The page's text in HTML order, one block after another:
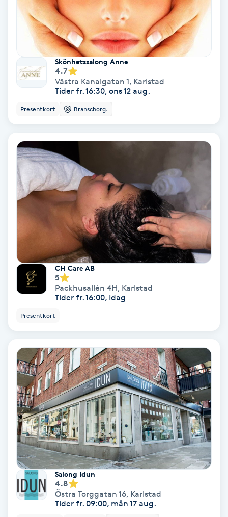
Hot Stone Massage
Hot yoga
Hudföryngring
Huduppstramning
Hudvård
Hyaluronsyra
Hyperhidros
Hypnos
Hårborttagning
Hårbottenbehandling
Hårförlängning
Hälsa
Hälsprickor
Idrottsmassage
IPL hårborttagning
Skönhetssalong Anne
4.7
Västra Kanalgatan 1, Karlstad
Tider fr. 16:30, ons 12 aug.
Presentkort Branschorg.
CH Care AB
5
Packhusallén 4H, Karlstad
Tider fr. 16:00, Idag
Presentkort
Salong Idun
4.8
Östra Torggatan 16, Karlstad
Tider fr. 09:00, mån 17 aug.